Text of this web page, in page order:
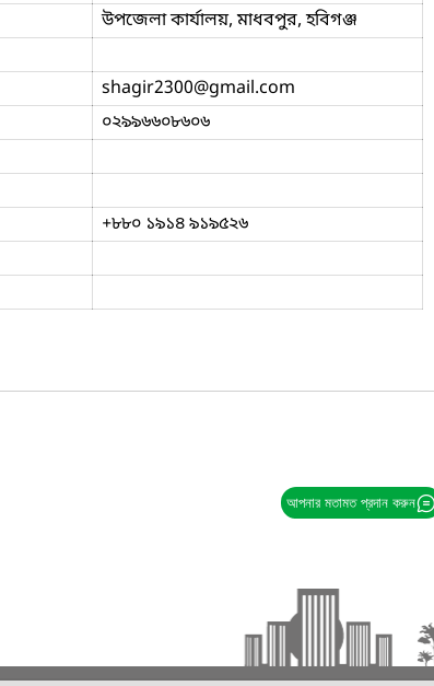
উপজেলা কার্যালয়, মাধবপুর, হবিগঞ্জ
shagir2300@gmail.com
০২৯৯৬৬০৮৬০৬
+৮৮০ ১৯১৪ ৯১৯৫২৬
আপনার মতামত প্রদান করুন